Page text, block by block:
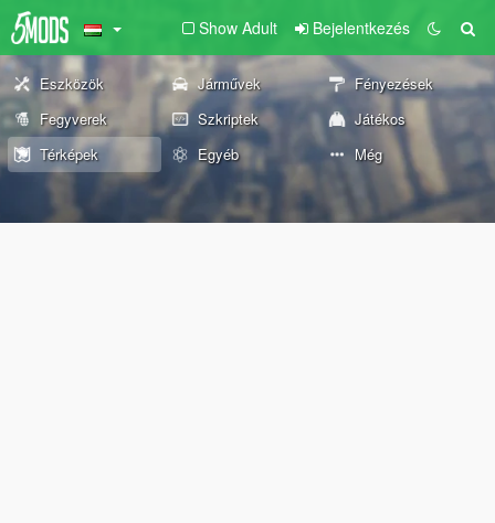
Show Adult Bejelentkezés
Eszközök Járművek
Fényezések
Fegyverek
Szkriptek
Játékos
Térképek
Egyéb Még